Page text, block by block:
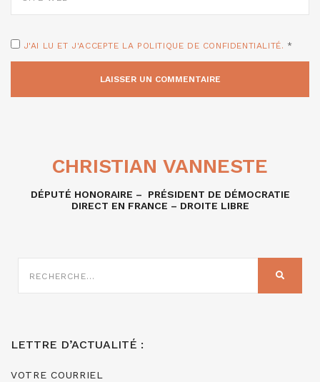
J'AI LU ET J'ACCEPTE LA POLITIQUE DE CONFIDENTIALITÉ. *
CHRISTIAN VANNESTE
DÉPUTÉ HONORAIRE – PRÉSIDENT DE DÉMOCRATIE
DIRECT EN FRANCE – DROITE LIBRE
SUR
LETTRE D’ACTUALITÉ :
VOTRE COURRIEL